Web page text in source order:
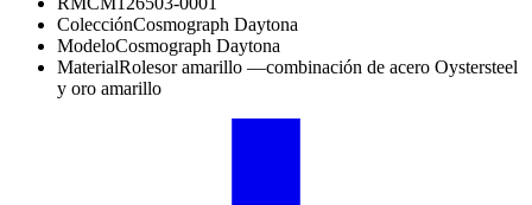
ColecciónCosmograph Daytona
ModeloCosmograph Daytona
MaterialRolesor amarillo —combinación de acero Oystersteel
y oro amarillo